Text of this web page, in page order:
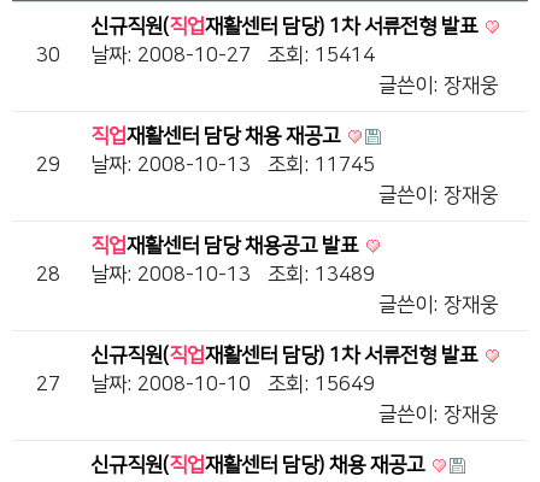
30
신규직원(직업재활센터 담당) 1차 서류전형 발표
날짜: 2008-10-27
조회: 15414
글쓴이: 장재웅
29
직업재활센터 담당 채용 재공고
날짜: 2008-10-13
조회: 11745
글쓴이: 장재웅
28
직업재활센터 담당 채용공고 발표
날짜: 2008-10-13
조회: 13489
글쓴이: 장재웅
27
신규직원(직업재활센터 담당) 1차 서류전형 발표
날짜: 2008-10-10
조회: 15649
글쓴이: 장재웅
신규직원(직업재활센터 담당) 채용 재공고